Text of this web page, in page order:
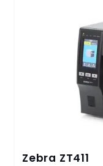
Zebra ZT411